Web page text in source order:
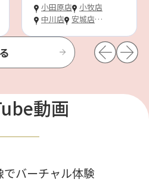
小田原店
小牧店
中川店
安城店…
動画
バーチャル体験